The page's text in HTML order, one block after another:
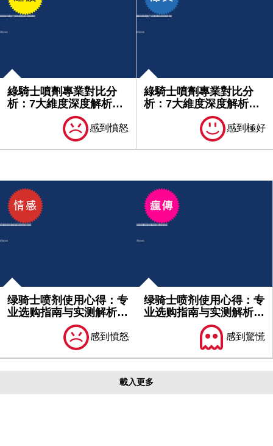
綠騎士噴劑專業對比分
析：7大維度深度解析產
感到憤怒
綠騎士噴劑專業對比分
析：7大維度深度解析產
感到極好
绿骑士喷剂使用心得：专
业选购指南与实测解析｜
感到憤怒
绿骑士喷剂使用心得：专
业选购指南与实测解析｜
感到驚慌
載入更多